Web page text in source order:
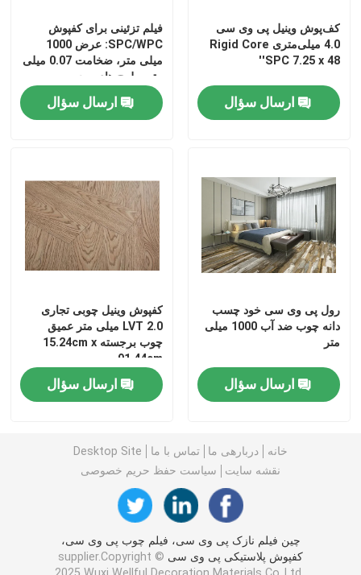
Home
About Us
Factory Tour
Quality Control
فیلم دکوراتیو پی وی سی
فیلم چاپ پی وی سی
فیلم لمینت پی وی سی
کف‌پوش وینیل پی وی سی
4.0 میلی‌متری Rigid Core
SPC 7.25 x 48''
ارسال سؤال
فیلم تزئینی برای کفپوش
SPC/WPC: عرض 1000
میلی متر، ضخامت 0.07 میلی
متر، طرح های محبوب
ارسال سؤال
رول پی وی سی خود چسب
دانه چوب ضد آب 1000 میلی
متر
ارسال سؤال
کفپوش وینیل چوبی تجاری
LVT 2.0 میلی متر عمیق
چوب برجسته 15.24cm x
91.44cm
ارسال سؤال
خانه دربارهی ما تماس با ما
Desktop Site
نقشه سایت
سیاست حفظ حریم خصوصی
چین فیلم نازک پی وی سی، فیلم چوب پی وی سی،
کفپوش پلاستیکی پی وی سی supplier.Copyright ©